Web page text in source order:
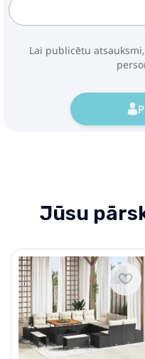
Lai publicētu
Jūsu